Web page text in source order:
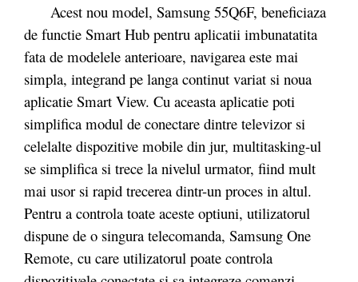
Acest nou model, Samsung 55Q6F, beneficiaza
de functie Smart Hub pentru aplicatii imbunatatita
fata de modelele anterioare, navigarea este mai
simpla, integrand pe langa continut variat si noua
aplicatie Smart View. Cu aceasta aplicatie poti
simplifica modul de conectare dintre televizor si
celelalte dispozitive mobile din jur, multitasking-ul
se simplifica si trece la nivelul urmator, fiind mult
mai usor si rapid trecerea dintr-un proces in altul.
Pentru a controla toate aceste optiuni, utilizatorul
dispune de o singura telecomanda, Samsung One
Remote, cu care utilizatorul poate controla